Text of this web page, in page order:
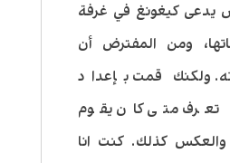
كيغونغ في غرفة
ومن المفترض أن
ولكنك قمت بإعداد
تعرف متى كان يقوم
والعكس كذلك. كنت انا